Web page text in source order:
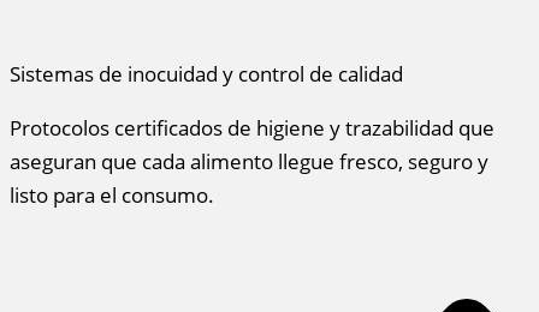
Sistemas de inocuidad y control de calidad
Protocolos certificados de higiene y trazabilidad que
aseguran que cada alimento llegue fresco, seguro y
listo para el consumo.